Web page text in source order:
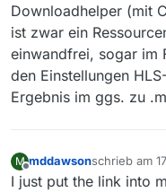
… im
Das
mir
ihn dann
stoppe, ist
lässt sich
Player ein
Du hattest
bei dir der
diesen Teil
gelöscht.
Habe ich
Downloadhelper (mit
ist zwar ein
einwandfrei, sogar im
den Einstellungen
Ergebnis im ggs. zu
M
Offline
mddawsonschrieb am
zuletzt
I just put the link into